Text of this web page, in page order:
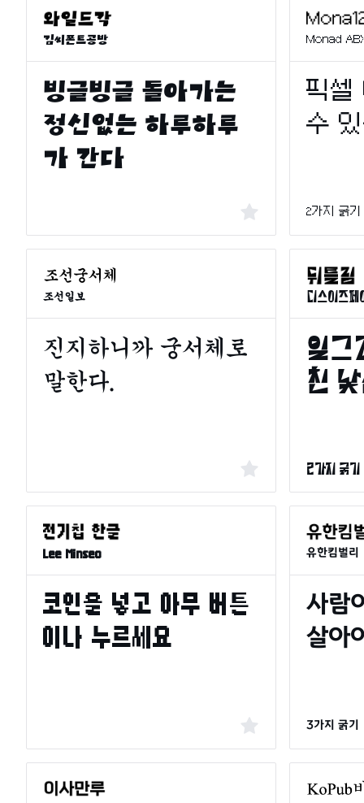
김씨폰트공방 Monad
2가지 굵기
조선일보 디스이즈페
2가지 굵기
Lee Minseo 유한킴벌리
3가지 굵기